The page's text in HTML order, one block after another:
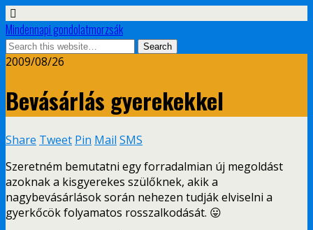
Mindennapi gondolatmorzsák
2009/08/26
Bevásárlás gyerekekkel
Share Tweet Pin Mail SMS
Szeretném bemutatni egy forradalmian új megoldást
azoknak a kisgyerekes szülőknek, akik a
nagybevásárlások során nehezen tudják elviselni a
gyerkőcök folyamatos rosszalkodását. 😛